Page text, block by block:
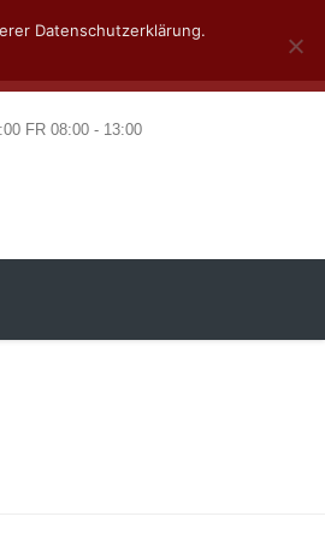
FR 08:00 - 13:00
Datenschutzerklärung.